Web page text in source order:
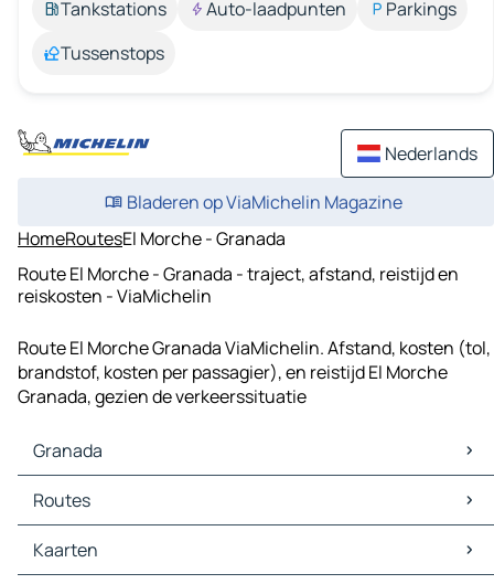
Tankstations
Auto-laadpunten
Parkings
Tussenstops
Nederlands
Bladeren op ViaMichelin Magazine
HomeRoutesEl Morche - Granada
Route El Morche - Granada - traject, afstand, reistijd en
reiskosten - ViaMichelin
Route El Morche Granada ViaMichelin. Afstand, kosten (tol,
brandstof, kosten per passagier), en reistijd El Morche
Granada, gezien de verkeerssituatie
Granada
Granada Kaarten
Granada Verkeer
Granada Hotels
Granada Restaurants
Routes
Routes Granada - Motril
Routes Granada - Armilla
Kaarten